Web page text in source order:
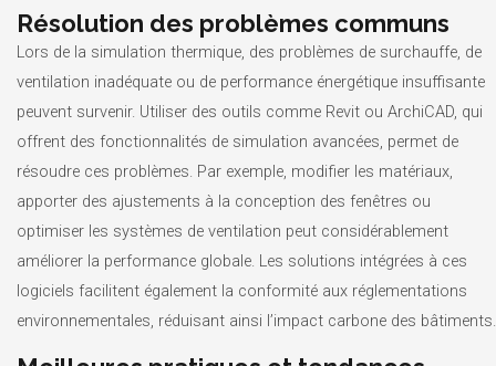
Résolution des problèmes communs
Lors de la simulation thermique, des problèmes de surchauffe, de
ventilation inadéquate ou de performance énergétique insuffisante
peuvent survenir. Utiliser des outils comme Revit ou ArchiCAD, qui
offrent des fonctionnalités de simulation avancées, permet de
résoudre ces problèmes. Par exemple, modifier les matériaux,
apporter des ajustements à la conception des fenêtres ou
optimiser les systèmes de ventilation peut considérablement
améliorer la performance globale. Les solutions intégrées à ces
logiciels facilitent également la conformité aux réglementations
environnementales, réduisant ainsi l’impact carbone des bâtiments.